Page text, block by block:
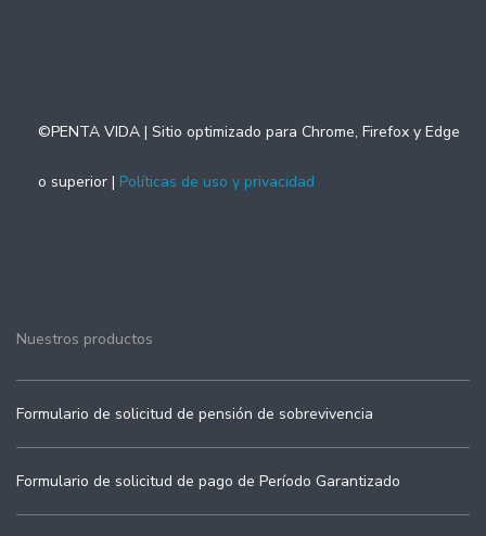
©PENTA VIDA | Sitio optimizado para Chrome, Firefox y Edge
o superior | Políticas de uso y privacidad
Nuestros productos
Formulario de solicitud de pensión de sobrevivencia
Formulario de solicitud de pago de Período Garantizado